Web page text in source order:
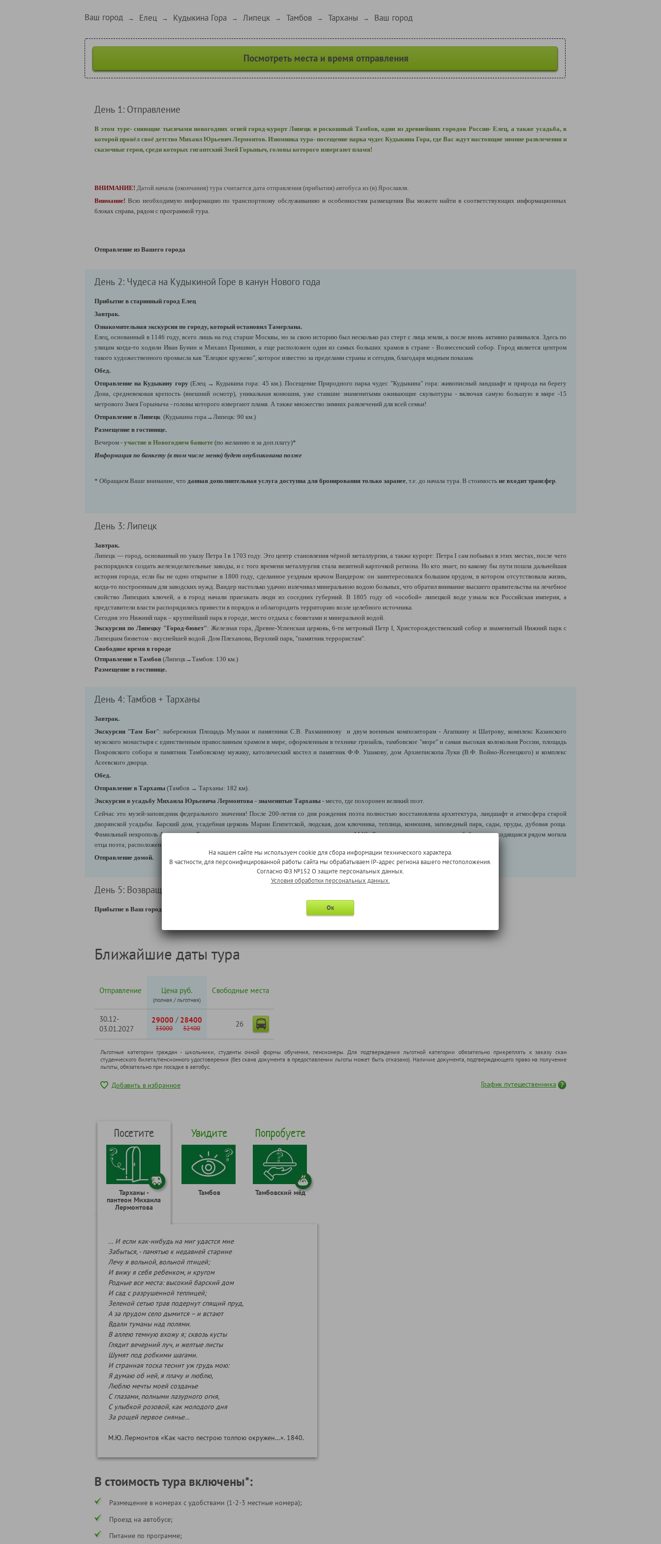
Ваш город → Елец → Кудыкина Гора → Липецк → Тамбов → Тарханы → Ваш город
Посмотреть места и время отправления
День 1: Отправление
В этом туре- сияющие тысячами новогодних огней город-курорт Липецк и роскошный Тамбов, один из древнейших городов России- Елец, а также усадьба, в
которой провёл своё детство Михаил Юрьевич Лермонтов. Изюминка тура- посещение парка чудес Кудыкина Гора, где Вас ждут настоящие зимние развлечения и
сказочные герои, среди которых гигантский Змей Горыныч, головы которого извергают пламя!
ВНИМАНИЕ! Датой начала (окончания) тура считается дата отправления (прибытия) автобуса из (в) Ярославля.
Внимание! Всю необходимую информацию по транспортному обслуживанию и особенностям размещения Вы можете найти в соответствующих информационных
блоках справа, рядом с программой тура.
Отправление из Вашего города
День 2: Чудеса на Кудыкиной Горе в канун Нового года
Прибытие в старинный город Елец
Завтрак.
Ознакомительная экскурсия по городу, который остановил Тамерлана.
Елец, основанный в 1146 году, всего лишь на год старше Москвы, но за свою историю был несколько раз стерт с лица земли, а после вновь активно развивался. Здесь по
улицам когда-то ходили Иван Бунин и Михаил Пришвин, а еще расположен один из самых больших храмов в стране - Вознесенский собор. Город является центром
такого художественного промысла как "Елецкое кружево", которое известно за пределами страны и сегодня, благодаря модным показам.
Обед.
Отправление на Кудыкину гору (Елец → Кудыкина гора: 45 км.). Посещение Природного парка чудес "Кудыкина" гора: живописный ландшафт и природа на берегу
Дона, средневековая крепость (внешний осмотр), уникальная конюшня, уже ставшие знаменитыми оживающие скульптуры - включая самую большую в мире -15
метрового Змея Горыныча - головы которого извергают пламя. А также множество зимних развлечений для всей семьи!
Отправление в Липецк(Кудыкина гора→Липецк: 90 км.)
Размещение в гостинице.
Вечером - участие в Новогоднем банкете (по желанию и за доп.плату)*
Информация по банкету (в том числе меню) будет опубликована позже
* Обращаем Ваше внимание, что данная дополнительная услуга доступна для бронирования только заранее, т.е. до начала тура. В стоимость не входит трансфер.
День 3: Липецк
Завтрак.
Липецк — город, основанный по указу Петра I в 1703 году. Это центр становления чёрной металлургии, а также курорт: Петра I сам побывал в этих местах, после чего
распорядился создать железоделательные заводы, и с того времени металлургия стала визитной карточкой региона. Но кто знает, по какому бы пути пошла дальнейшая
история города, если бы не одно открытие в 1800 году, сделанное уездным врачом Вандером: он заинтересовался большим прудом, в котором отсутствовала жизнь,
когда-то построенным для заводских нужд. Вандер настолько удачно излечивал минеральною водою больных, что обратил внимание высшего правительства на лечебное
свойство Липецких ключей, а в город начали приезжать люди из соседних губерний. В 1805 году об «особой» липецкой воде узнала вся Российская империя, а
представители власти распорядились привести в порядок и облагородить территорию возле целебного источника.
Сегодня это Нижний парк – крупнейший парк в городе, место отдыха с бюветами и минеральной водой.
Экскурсия по Липецку "Город-бювет": Железная гора, Древне-Успенская церковь, 6-ти метровый Петр I, Христорождественский собор и знаменитый Нижний парк с
Липецким бюветом - вкуснейшей водой. Дом Плеханова, Верхний парк, "памятник террористам".
Свободное время в городе
Отправление в Тамбов (Липецк→Тамбов: 130 км.)
Размещение в гостинице.
День 4: Тамбов + Тарханы
Завтрак.
Экскурсия "Там Бог": набережная Площадь Музыки и памятники С.В. Рахманинову и двум военным композиторам - Агапкину и Шатрову, комплекс Казанского
мужского монастыря с единственным православным храмом в мире, оформленным в технике гризайль, тамбовское "море" и самая высокая колокольня России, площадь
Покровского собора и памятник Тамбовскому мужику, католический костел и памятник Ф.Ф. Ушакову, дом Архиепископа Луки (В.Ф. Войно-Ясенецкого) и комплекс
Асеевского дворца.
Обед.
Отправление в Тарханы (Тамбов → Тарханы: 182 км).
Экскурсия в усадьбу Михаила Юрьевича Лермонтова - знаменитые Тарханы - место, где похоронен великий поэт.
Сейчас это музей-заповедник федерального значения! После 200-летия со дня рождения поэта полностью восстановлена архитектура, ландшафт и атмосфера старой
дворянской усадьбы. Барский дом, усадебная церковь Марии Египетской, людская, дом ключника, теплица, конюшня, заповедный парк, сады, пруды, дубовая роща.
Фамильный некрополь Арсеньевых-Лермонтовых: часовня-усыпальница, где покоится прах М.Ю. Лермонтова, его матери, деда и бабушки; находящаяся рядом могила
отца поэта; расположенная здесь же мемориальная церковь Михаила Архистратига, построенная при М.Ю. Лермонтове.
Отправление домой.
День 5: Возвращение домой
Прибытие в Ваш город.
Ближайшие даты тура
Отправление Цена руб.
(полная / льготная)
Свободные места
30.12-
03.01.2027
29000 / 28400
33000 32400
26
Льготные категории граждан - школьники, cтуденты очной формы обучения, пенсионеры. Для подтверждения льготной категории обязательно прикреплять к заказу скан
студенческого билета/пенсионного удостоверения (без скана документа в предоставлении льготы может быть отказано). Наличие документа, подтверждающего право на получение
льготы, обязательно при посадке в автобус.
Добавить в избранное График путешественника
Посетите
Тарханы -
пантеон Михаила
Лермонтова
Увидите
Тамбов
Попробуете
Тамбовский мёд
… И если как-нибудь на миг удастся мне
Забыться, - памятью к недавней старине
Лечу я вольной, вольной птицей;
И вижу я себя ребенком, и кругом
Родные все места: высокий барский дом
И сад с разрушенной теплицей;
Зеленой сетью трав подернут спящий пруд,
А за прудом село дымится – и встают
Вдали туманы над полями.
В аллею темную вхожу я; сквозь кусты
Глядит вечерний луч, и желтые листы
Шумят под робкими шагами.
И странная тоска теснит уж грудь мою:
Я думаю об ней, я плачу и люблю,
Люблю мечты моей созданье
С глазами, полными лазурного огня,
С улыбкой розовой, как молодого дня
За рощей первое сиянье…
М.Ю. Лермонтов «Как часто пестрою толпою окружен…». 1840.
В стоимость тура включены*:
Размещение в номерах с удобствами (1-2-3 местные номера);
Проезд на автобусе;
Питание по программе;
На нашем сайте мы используем cookie для сбора информации технического характера.
В частности, для персонифицированной работы сайта мы обрабатываем IP-адрес региона вашего местоположения.
Согласно ФЗ №152 О защите персональных данных.
Условия обработки персональных данных.
Ок